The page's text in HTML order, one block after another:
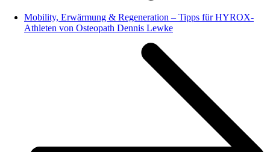
Mobility, Erwärmung & Regeneration – Tipps für HYROX-
Athleten von Osteopath Dennis Lewke